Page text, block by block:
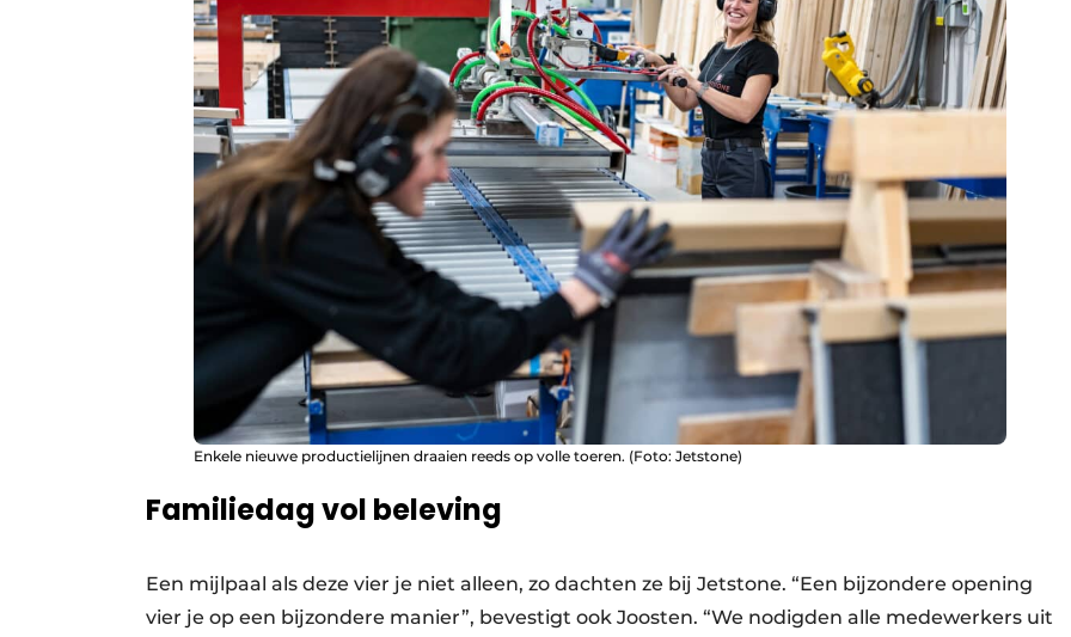
Enkele nieuwe productielijnen draaien reeds op volle toeren. (Foto: Jetstone)
Familiedag vol beleving
Een mijlpaal als deze vier je niet alleen, zo dachten ze bij Jetstone. “Een bijzondere opening
vier je op een bijzondere manier”, bevestigt ook Joosten. “We nodigden alle medewerkers uit